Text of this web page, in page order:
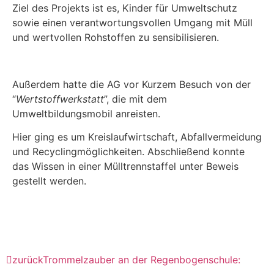
Ziel des Projekts ist es, Kinder für Umweltschutz
sowie einen verantwortungsvollen Umgang mit Müll
und wertvollen Rohstoffen zu sensibilisieren.
Außerdem hatte die AG vor Kurzem Besuch von der
“Wertstoffwerkstatt”, die mit dem
Umweltbildungsmobil anreisten.
Hier ging es um Kreislaufwirtschaft, Abfallvermeidung
und Recyclingmöglichkeiten. Abschließend konnte
das Wissen in einer Mülltrennstaffel unter Beweis
gestellt werden.
zurückTrommelzauber an der Regenbogenschule: